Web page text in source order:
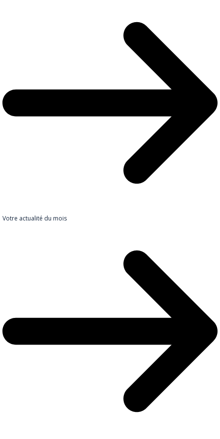
Votre actualité du mois